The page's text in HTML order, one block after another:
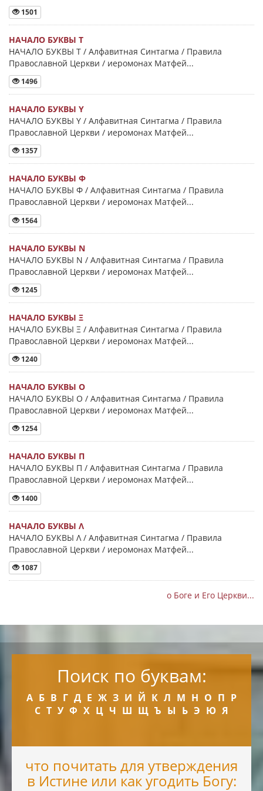
1501
НАЧАЛО БУКВЫ Τ
НАЧАЛО БУКВЫ Τ / Алфавитная Синтагма / Правила
Православной Церкви / иеромонах Матфей...
1496
НАЧАЛО БУКВЫ Y
НАЧАЛО БУКВЫ Y / Алфавитная Синтагма / Правила
Православной Церкви / иеромонах Матфей...
1357
НАЧАЛО БУКВЫ Φ
НАЧАЛО БУКВЫ Φ / Алфавитная Синтагма / Правила
Православной Церкви / иеромонах Матфей...
1564
НАЧАЛО БУКВЫ Ν
НАЧАЛО БУКВЫ Ν / Алфавитная Синтагма / Правила
Православной Церкви / иеромонах Матфей...
1245
НАЧАЛО БУКВЫ Ξ
НАЧАЛО БУКВЫ Ξ / Алфавитная Синтагма / Правила
Православной Церкви / иеромонах Матфей...
1240
НАЧАЛО БУКВЫ Ο
НАЧАЛО БУКВЫ Ο / Алфавитная Синтагма / Правила
Православной Церкви / иеромонах Матфей...
1254
НАЧАЛО БУКВЫ Π
НАЧАЛО БУКВЫ Π / Алфавитная Синтагма / Правила
Православной Церкви / иеромонах Матфей...
1400
НАЧАЛО БУКВЫ Λ
НАЧАЛО БУКВЫ Λ / Алфавитная Синтагма / Правила
Православной Церкви / иеромонах Матфей...
1087
о Боге и Его Церкви...
Поиск по буквам:
А Б В Г Д Е Ж З И Й К Л М Н О П Р
С Т У Ф Х Ц Ч Ш Щ Ъ Ы Ь Э Ю Я
что почитать для утверждения
в Истине или как угодить Богу: